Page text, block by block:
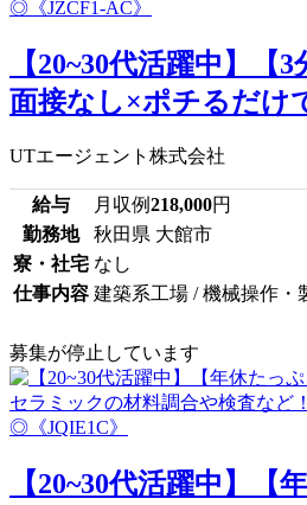
【20~30代活躍中】【
面接なし×ポチるだけ
UTエージェント株式会社
給与 月収例218,000円
勤務地
秋田県 大館市
寮・社宅 なし
仕事内容 建築系工場 / 機械操作・
募集が停止しています
【20~30代活躍中】【